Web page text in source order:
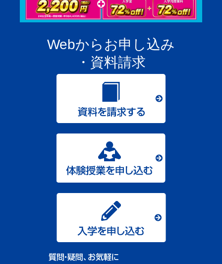
Webからお申し込み
・資料請求